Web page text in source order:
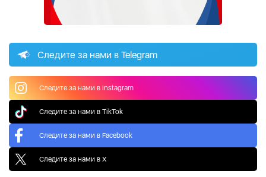
Следите за нами в Telegram
Следите за нами в Instagram
Следите за нами в TikTok
Следите за нами в Facebook
Следите за нами в X